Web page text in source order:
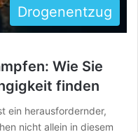
Drogenentzug
Wie Sie
finden
ein herausfordernder,
nicht allein in diesem